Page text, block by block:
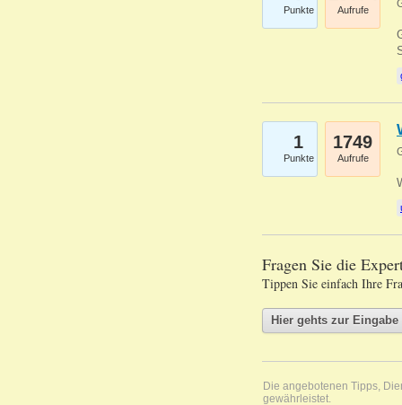
Punkte Aufrufe
1
Punkte
1749
Aufrufe
Fragen Sie die
Tippen Sie einfach Ihre
Die angebotenen Tipps,
gewährleistet.